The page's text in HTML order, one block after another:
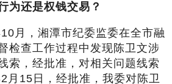
为还是权钱交易？
，湘潭市纪委监委在全市融
检查工作过程中发现陈卫文涉
索，经批准，对相关问题线索
月15日，经批准，我委对陈卫